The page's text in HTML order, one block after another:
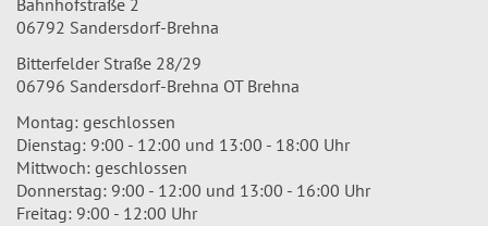
Bahnhofstraße 2
06792 Sandersdorf-Brehna
Bitterfelder Straße 28/29
06796 Sandersdorf-Brehna OT Brehna
Montag: geschlossen
Dienstag: 9:00 - 12:00 und 13:00 - 18:00 Uhr
Mittwoch: geschlossen
Donnerstag: 9:00 - 12:00 und 13:00 - 16:00 Uhr
Freitag: 9:00 - 12:00 Uhr